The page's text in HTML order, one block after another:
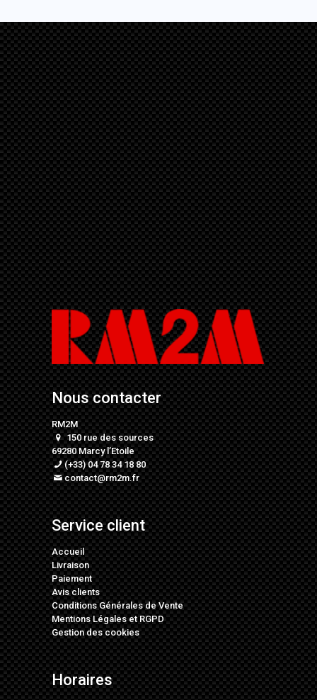
Nous contacter
RM2M
150 rue des sources
69280 Marcy l’Etoile
(+33) 04 78 34 18 80
contact@rm2m.fr
Service client
Accueil
Livraison
Paiement
Avis clients
Conditions Générales de Vente
Mentions LégalesetRGPD
Gestion des cookies
Horaires